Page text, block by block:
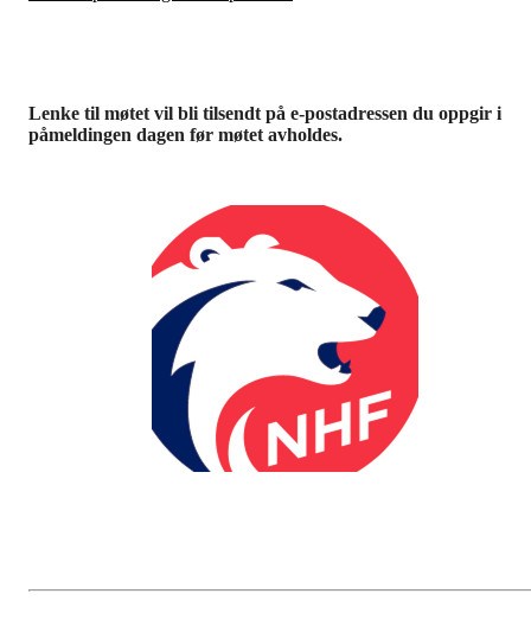
Lenke til møtet vil bli tilsendt på e-postadressen du oppgir i
påmeldingen dagen før møtet avholdes.